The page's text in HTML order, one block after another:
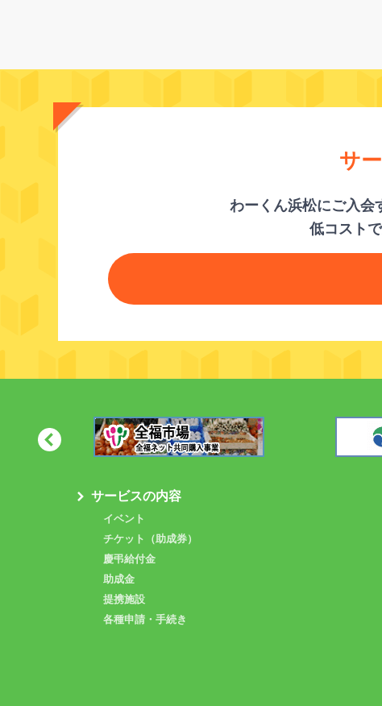
サ
わーくん浜松にご入会
低コスト
サービスの内容
イベント
チケット（助成券）
慶弔給付金
助成金
提携施設
各種申請・手続き